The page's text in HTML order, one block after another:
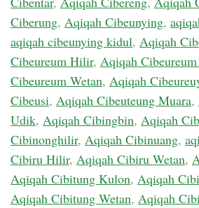
Ciberung, Aqiqah Cibeunying,
aqiqah cibeunying kidul, Aqiqah
Cibeureum Hilir, Aqiqah
Cibeureum Wetan, Aqiqah
Cibeusi, Aqiqah Cibeuteung Muara,
Udik, Aqiqah Cibingbin, Aqiqah
Cibinonghilir, Aqiqah Cibinuang,
Cibiru Hilir, Aqiqah Cibiru Wetan,
Aqiqah Cibitung Kulon, Aqiqah
Aqiqah Cibitung Wetan, Aqiqah